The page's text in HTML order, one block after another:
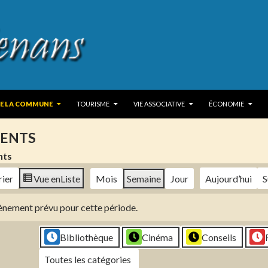
LA COMMUNE
TOURISME VIE ASSOCIATIVE ÉCONOMIE
Vue enListe Mois Semaine Jour Aujourd’hui
prévu pour cette période.
Bibliothèque Cinéma Conseils
Toutes les catégories